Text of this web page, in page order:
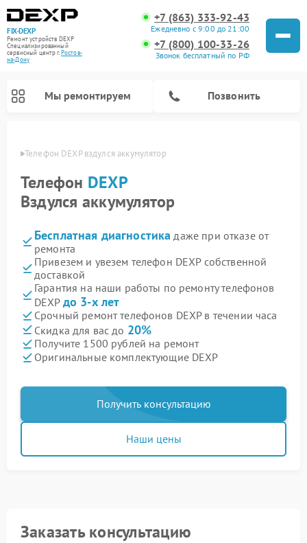
FIX-DEXP
Ремонт устройств DEXP
Специализированный
cервисный центр г.Ростов-
на-Дону
+7 (863) 333-92-43
Ежедневно с 9:00 до 21:00
+7 (800) 100-33-26
Звонок бесплатный по РФ
Мы ремонтируем Позвонить
Телефон DEXP вздулся аккумулятор
Телефон DEXP
Вздулся аккумулятор
Бесплатная диагностика даже при отказе от
ремонта
Привезем и увезем телефон DEXP собственной
доставкой
Гарантия на наши работы по ремонту телефонов
DEXP до 3-х лет
Срочный ремонт телефонов DEXP в течении часа
Скидка для вас до 20%
Получите 1500 рублей на ремонт
Оригинальные комплектующие DEXP
Получить консультацию
Наши цены
Заказать консультацию